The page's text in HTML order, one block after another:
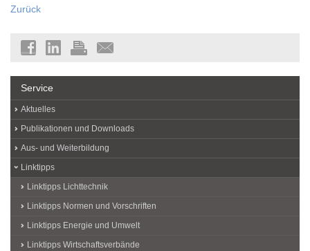
Zurück
Service
Aktuelles
Publikationen und Downloads
Aus- und Weiterbildung
Linktipps
Linktipps Lichttechnik
Linktipps Normen und Vorschriften
Linktipps Energie und Umwelt
Linktipps Wirtschaftsverbände